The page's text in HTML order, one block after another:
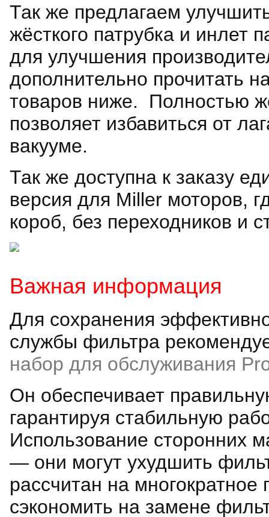
Так же предлагаем
жёсткого патрубка и инлет
для улучшения
дополнительно прочитать
товаров ниже. Полностью
позволяет избавиться от
вакууме.
Так же доступна к заказу
версия для Miller моторов,
короб, без переходников и
Важная информация
Для сохранения
службы фильтра
набор для обслуживания
Он обеспечивает
гарантируя стабильную
Использование сторонних
— они могут ухудшить
рассчитан на
сэкономить на замене